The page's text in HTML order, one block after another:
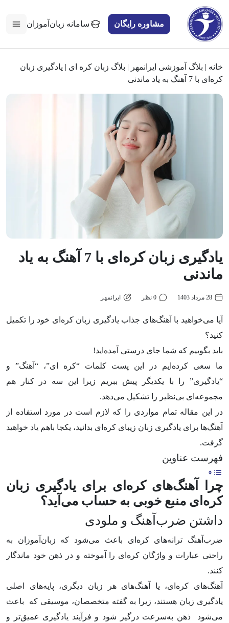
مشاوره رایگان سامانه زبان‌آموزان
خانه | بلاگ آموزشی ایرانمهر | بلاگ زبان کره ای | یادگیری زبان
کره‌ای با 7 آهنگ به یاد ماندنی
یادگیری زبان کره‌ای با 7 آهنگ به یاد
ماندنی
28 مرداد 1403 0 نظر ایرانمهر
آیا می‌خواهید با آهنگ‌های جذاب یادگیری زبان کره‌ای خود را تکمیل
کنید؟
باید بگوییم که شما جای درستی آمده‌اید!
ما سعی کرده‌ایم در این پست کلمات “کره ‎ای”، “آهنگ” و
“یادگیری” را با یکدیگر پیش ببریم زیرا این سه در کنار هم
مجموعه‌ای بی‌نظیر را تشکیل می‌دهد.
در این مقاله تمام مواردی را که لازم است در مورد استفاده از
آهنگ‌ها برای یادگیری زبان زیبای کره‌ای بدانید، یکجا باهم یاد خواهید
گرفت.
فهرست عناوین
چرا آهنگ‌های کره‌ای برای یادگیری زبان
کره‌ای منبع خوبی به حساب می‌آید؟
داشتن ضرب‌آهنگ و ملودی
ضرب‌آهنگ ترانه‌های کره‌ای باعث می‌شود که زبان‌آموزان به
راحتی عبارات و واژگان کره‌ای را آموخته و در ذهن خود ماندگار
کنند.
آهنگ‌های کره‌ای، یا آهنگ‌های هر زبان دیگری، پایه‌های اصلی
یادگیری زبان هستند، زیرا به گفته متخصصان، موسیقی که باعث
می‌شود ذهن به‌سرعت درگیر شود و فرآیند یادگیری عمیق‌تر و